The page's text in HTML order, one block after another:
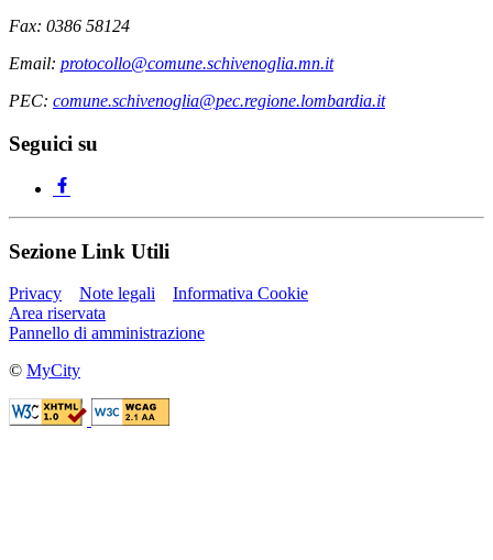
Fax: 0386 58124
Email: protocollo@comune.schivenoglia.mn.it
PEC: comune.schivenoglia@pec.regione.lombardia.it
Seguici su
Sezione Link Utili
Privacy Note legali
Informativa Cookie
Area riservata
Pannello di amministrazione
© MyCity